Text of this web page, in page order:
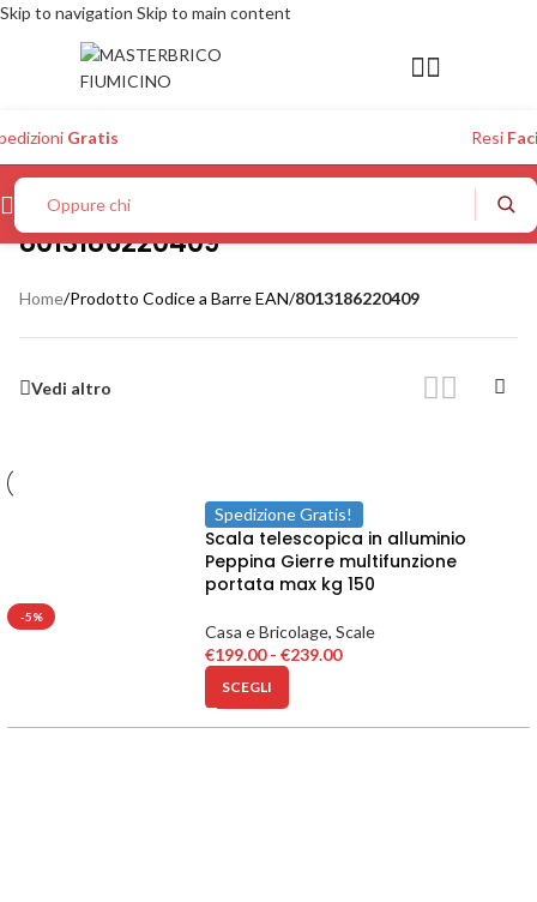
Skip to navigation Skip to main content
Gratis Resi
Oppure chiedi
8013186220409
Home/Prodotto Codice a Barre EAN/8013186220409
Vedi altro
-5%
Spedizione Gratis!
Scala telescopica in alluminio
Peppina Gierre multifunzione
portata max kg 150
Casa e Bricolage, Scale
€199.00 - €239.00
SCEGLI